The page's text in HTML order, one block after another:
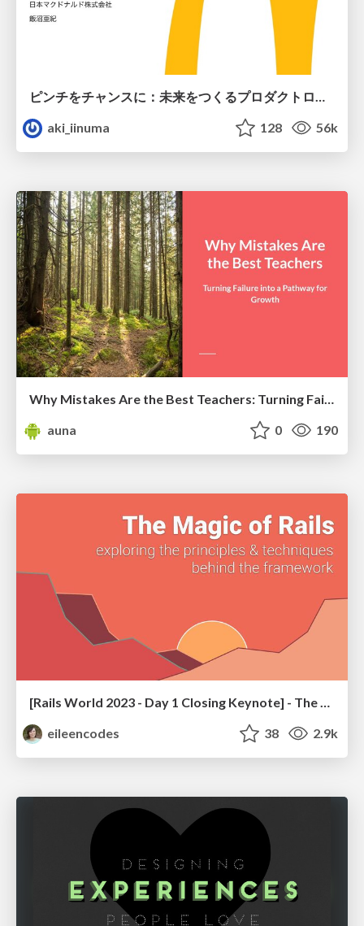
ピンチをチャンスに：未来をつくるプロダクトロードマップ #pmconf2020
aki_iinuma
128 56k
Why Mistakes Are the Best Teachers: Turning Failure into a Pathway for Growth
auna
0 190
eileencodes
38 2.9k